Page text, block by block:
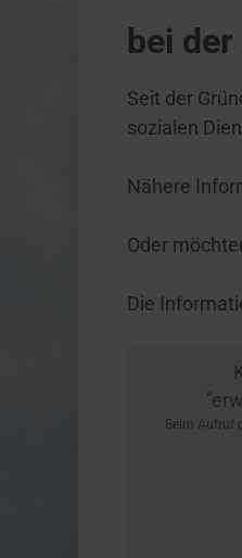
bei
Seit der
sozialen
Nähere
Oder
Die
Beim Aufruf